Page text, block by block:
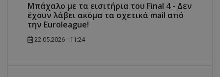
Μπάχαλο με τα εισιτήρια του Final 4 - Δεν
έχουν λάβει ακόμα τα σχετικά mail από
την Euroleague!
22.05.2026 - 11:24